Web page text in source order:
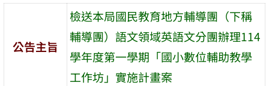
公告主旨
檢送本局國民教育地方輔導團（下稱
輔導團）語文領域英語文分團辦理114
學年度第一學期「國小數位輔助教學
工作坊」實施計畫案